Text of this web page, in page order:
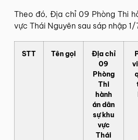
Theo đó, Địa chỉ 09 Phòng Thi
vực Thái Nguyên sau sáp nhập
STT Tên gọi
Địa chỉ
09
Phòng
Thi
hành
án dân
sự khu
vực
Thái